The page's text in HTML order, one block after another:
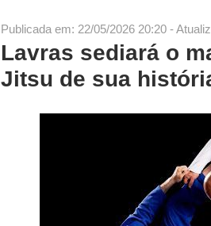
Publicada em: 22/05/2026 20:20 -
Lavras sediará o
Jitsu de sua